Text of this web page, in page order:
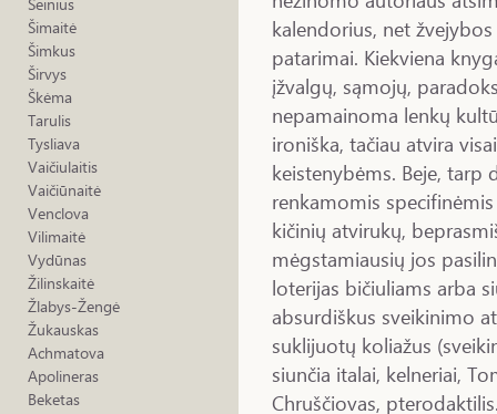
Šeinius
Šimaitė
Šimkus
Širvys
Škėma
Tarulis
Tysliava
Vaičiulaitis
Vaičiūnaitė
Venclova
Vilimaitė
Vydūnas
Žilinskaitė
Žlabys-Žengė
Žukauskas
Achmatova
Apolineras
Beketas
kalendorius, net
patarimai. Kiekviena
įžvalgų, sąmojų,
nepamainoma lenkų
ironiška, tačiau atvira
keistenybėms. Beje, tarp
renkamomis
kičinių atvirukų,
mėgstamiausių jos
loterijas bičiuliams arba
absurdiškus sveikinimo
suklijuotų koliažus
siunčia italai, kelneriai,
Chruščiovas,